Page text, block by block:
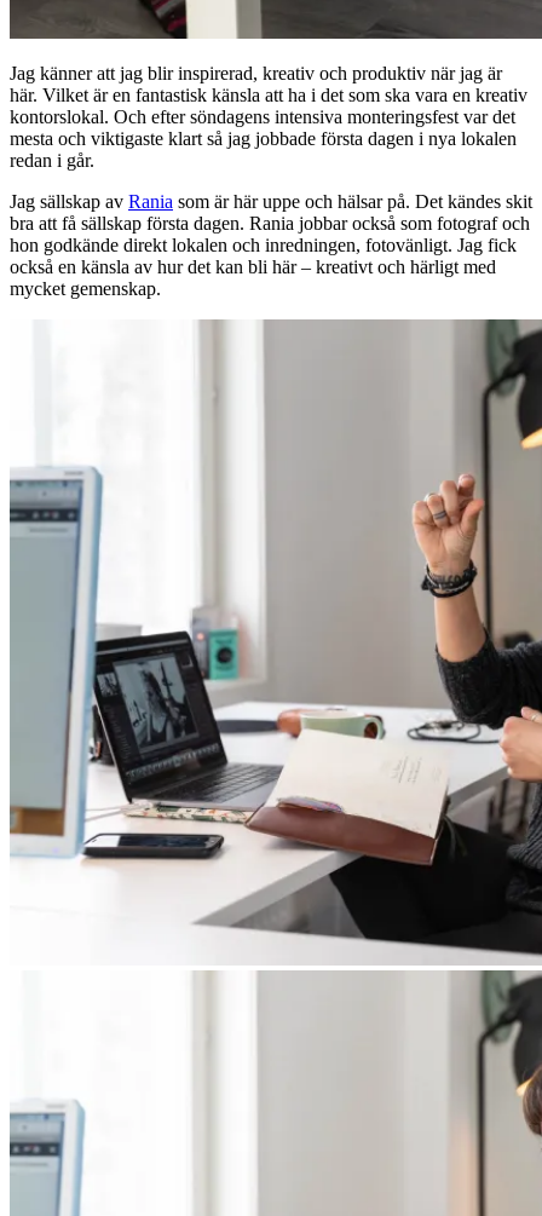
Jag känner att jag blir inspirerad, kreativ och produktiv när jag är
här. Vilket är en fantastisk känsla att ha i det som ska vara en kreativ
kontorslokal. Och efter söndagens intensiva monteringsfest var det
mesta och viktigaste klart så jag jobbade första dagen i nya lokalen
redan i går.
Jag sällskap av Rania som är här uppe och hälsar på. Det kändes skit
bra att få sällskap första dagen. Rania jobbar också som fotograf och
hon godkände direkt lokalen och inredningen, fotovänligt. Jag fick
också en känsla av hur det kan bli här – kreativt och härligt med
mycket gemenskap.